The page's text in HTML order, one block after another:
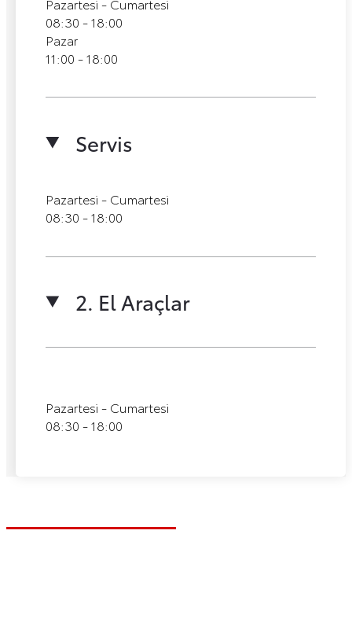
08:30 - 18:00
Pazar
11:00 - 18:00
Servis
Pazartesi - Cumartesi
08:30 - 18:00
2. El Araçlar
Pazartesi - Cumartesi
08:30 - 18:00